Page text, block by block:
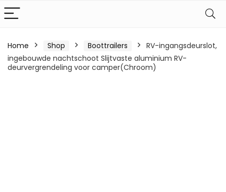
Home Shop Boottrailers
RV-ingangsdeurslot,
ingebouwde nachtschoot Slijtvaste aluminium RV-
deurvergrendeling voor camper(Chroom)